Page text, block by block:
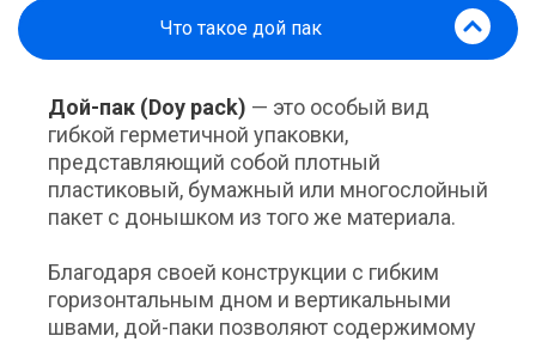
Что такое дой пак
Дой-пак (Doy pack) — это особый вид
гибкой герметичной упаковки,
представляющий собой плотный
пластиковый, бумажный или многослойный
пакет с донышком из того же материала.
Благодаря своей конструкции с гибким
горизонтальным дном и вертикальными
швами, дой-паки позволяют содержимому